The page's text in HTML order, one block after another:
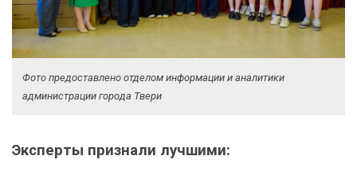
Фото предоставлено отделом информации и аналитики
администрации города Твери
Эксперты признали лучшими: